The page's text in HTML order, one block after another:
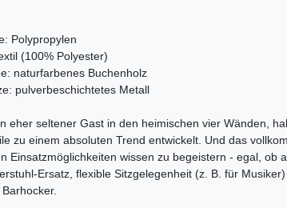
Polypropylen
(100% Polyester)
naturfarbenes Buchenholz
pulverbeschichtetes Metall
eher seltener Gast in den heimischen vier Wänden,
zu einem absoluten Trend entwickelt. Und das
Einsatzmöglichkeiten wissen zu begeistern - egal, ob
Ersatz, flexible Sitzgelegenheit (z. B. für